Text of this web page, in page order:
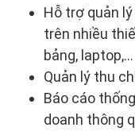
Hỗ trợ quản
trên nhiều
bảng, laptop,...
Quản lý thu
Báo cáo
doanh thông